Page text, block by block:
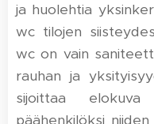
ja huolehtia
wc tilojen
wc on vain
rauhan ja
sijoittaa
päähenkilöksi